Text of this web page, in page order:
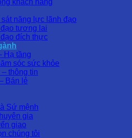
khách hàng
sát năng lực lãnh đạo
đạo tương lai
đạo đích thực
Hạ tầng
sóc sức khỏe
thông tin
Bán lẻ
Sứ mệnh
gia
giao
chúng tôi